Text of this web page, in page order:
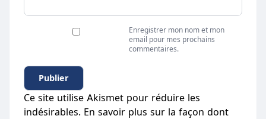
Enregistrer mon nom et mon
email pour mes prochains
commentaires.
Ce site utilise Akismet pour réduire les
indésirables. En savoir plus sur la façon dont